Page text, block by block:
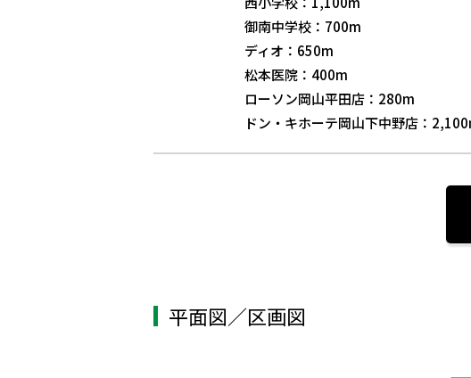
御南中学校：700m
ディオ：650m
松本医院：400m
ローソン岡山平田店：280m
ドン・キホーテ岡山下中野店：
平面図／区画図